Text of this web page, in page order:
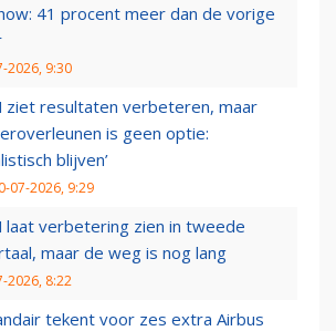
41 procent meer dan de vorige
2026, 9:30
ziet resultaten verbeteren, maar
is geen optie:
blijven’
07-2026, 9:29
laat verbetering zien in tweede
maar de weg is nog lang
2026, 8:22
tekent voor zes extra Airbus